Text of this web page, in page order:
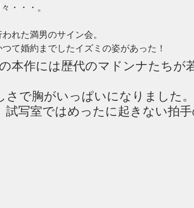
・・・。
れた満男のサイン会。
て婚約までしたイズミの姿があった！
本作には歴代のマドンナたちが
さで胸がいっぱいになりました。
試写室ではめったに起きない拍